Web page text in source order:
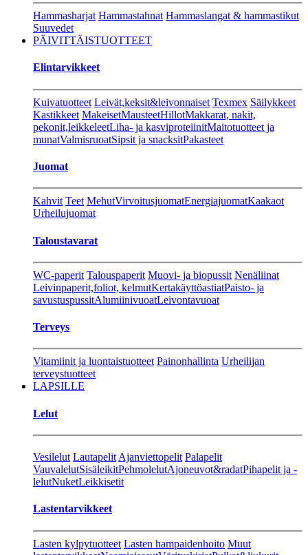
Hammasharjat Hammastahnat Hammaslangat & hammastikut
Suuvedet
PÄIVITTÄISTUOTTEET
Elintarvikkeet
Kuivatuotteet Leivät,keksit&leivonnaiset Texmex Säilykkeet
Kastikkeet MakeisetMausteetHillotMakkarat, nakit,
pekonit,leikkeleetLiha- ja kasviproteiinitMaitotuotteet ja
munatValmisruoatSipsit ja snacksitPakasteet
Juomat
Kahvit Teet MehutVirvoitusjuomatEnergiajuomatKaakaot
Urheilujuomat
Taloustavarat
WC-paperit Talouspaperit Muovi- ja biopussit Nenäliinat
Leivinpaperit,foliot, kelmutKertakäyttöastiatPaisto- ja
savustuspussitAlumiinivuoatLeivontavuoat
Terveys
Vitamiinit ja luontaistuotteet Painonhallinta Urheilijan
terveystuotteet
LAPSILLE
Lelut
Vesilelut Lautapelit Ajanviettopelit Palapelit
VauvalelutSisäleikitPehmolelutAjoneuvot&radatPihapelit ja -
lelutNuketLeikkisetit
Lastentarvikkeet
Lasten kylpytuotteet Lasten hampaidenhoito Muut